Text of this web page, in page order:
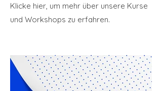
Klicke hier, um mehr über unsere Kurse
und Workshops zu erfahren.